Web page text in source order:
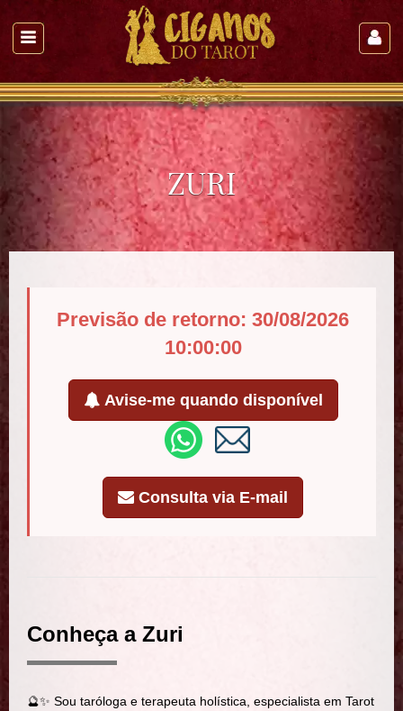
ZURI
Previsão de retorno: 30/08/2026
10:00:00
Avise-me quando disponível
Consulta via E-mail
Conheça a Zuri
🔮✨ Sou taróloga e terapeuta holística, especialista em Tarot